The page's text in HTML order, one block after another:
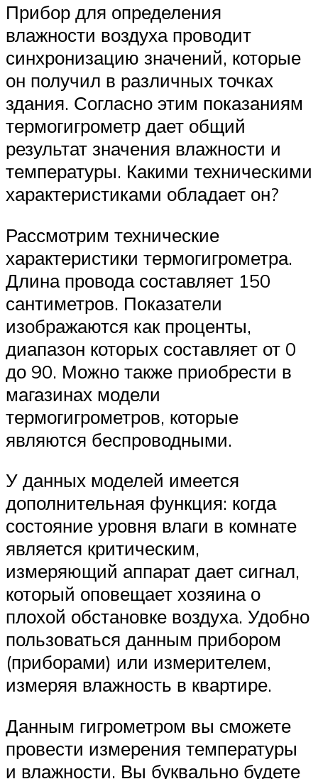
Прибор для определения
влажности воздуха проводит
синхронизацию значений, которые
он получил в различных точках
здания. Согласно этим показаниям
термогигрометр дает общий
результат значения влажности и
температуры. Какими техническими
характеристиками обладает он?
Рассмотрим технические
характеристики термогигрометра.
Длина провода составляет 150
сантиметров. Показатели
изображаются как проценты,
диапазон которых составляет от 0
до 90. Можно также приобрести в
магазинах модели
термогигрометров, которые
являются беспроводными.
У данных моделей имеется
дополнительная функция: когда
состояние уровня влаги в комнате
является критическим,
измеряющий аппарат дает сигнал,
который оповещает хозяина о
плохой обстановке воздуха. Удобно
пользоваться данным прибором
(приборами) или измерителем,
измеряя влажность в квартире.
Данным гигрометром вы сможете
провести измерения температуры
и влажности. Вы буквально будете